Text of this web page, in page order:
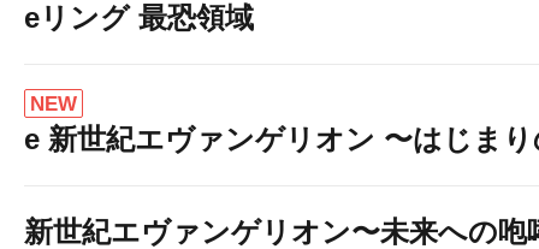
eリング 最恐領域
NEW
e 新世紀エヴァンゲリオン 〜はじま
新世紀エヴァンゲリオン〜未来への咆